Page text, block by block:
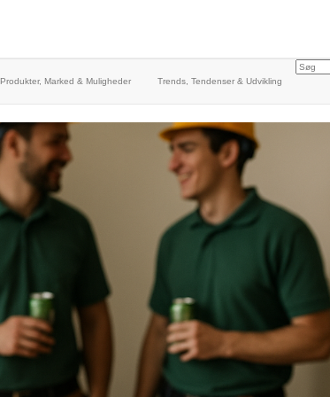
Produkter, Marked & Muligheder Trends, Tendenser & Udvikling